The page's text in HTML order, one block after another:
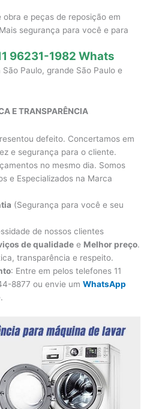
e peças de reposição em
segurança para você e para
96231-1982 Whats
Paulo, grande São Paulo e
E TRANSPARÊNCIA
defeito. Concertamos em
e segurança para o cliente.
no mesmo dia. Somos
e Especializados na Marca
(Segurança para você e seu
de nossos clientes
de qualidade e Melhor preço.
transparência e respeito.
: Entre em pelos telefones 11
8877 ou envie umWhatsApp